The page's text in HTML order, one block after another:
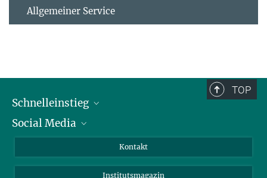
Allgemeiner Service
TOP
Schnelleinstieg
Alumni
Social Media
Kontakt
Institutsmagazin